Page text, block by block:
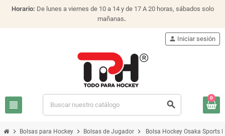
Horario: De lunes a viernes de 10 a 14 y de 17 A 20 horas, sábados solo
mañanas.
view_headline search
person Iniciar sesión
0
chevron_right Bolsas para Hockey chevron_right Bolsas de Jugador chevron_right Bolsa Hockey Osaka Sports